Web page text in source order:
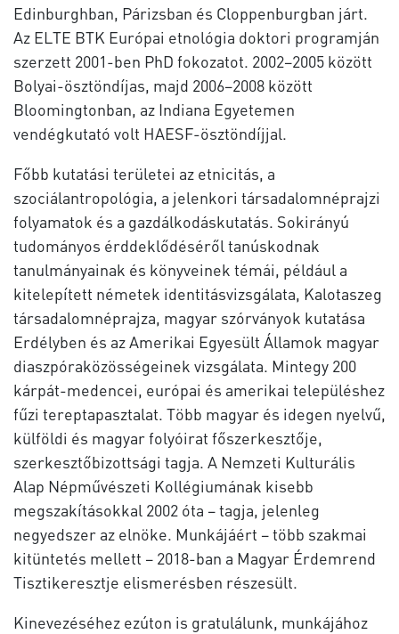
Edinburghban, Párizsban és Cloppenburgban járt.
Az ELTE BTK Európai etnológia doktori programján
szerzett 2001-ben PhD fokozatot. 2002–2005 között
Bolyai-ösztöndíjas, majd 2006–2008 között
Bloomingtonban, az Indiana Egyetemen
vendégkutató volt HAESF-ösztöndíjjal.
Főbb kutatási területei az etnicitás, a
szociálantropológia, a jelenkori társadalomnéprajzi
folyamatok és a gazdálkodáskutatás. Sokirányú
tudományos érddeklődéséről tanúskodnak
tanulmányainak és könyveinek témái, például a
kitelepített németek identitásvizsgálata, Kalotaszeg
társadalomnéprajza, magyar szórványok kutatása
Erdélyben és az Amerikai Egyesült Államok magyar
diaszpóraközösségeinek vizsgálata. Mintegy 200
kárpát-medencei, európai és amerikai településhez
fűzi tereptapasztalat. Több magyar és idegen nyelvű,
külföldi és magyar folyóirat főszerkesztője,
szerkesztőbizottsági tagja. A Nemzeti Kulturális
Alap Népművészeti Kollégiumának kisebb
megszakításokkal 2002 óta – tagja, jelenleg
negyedszer az elnöke. Munkájáért – több szakmai
kitüntetés mellett – 2018-ban a Magyar Érdemrend
Tisztikeresztje elismerésben részesült.
Kinevezéséhez ezúton is gratulálunk, munkájához